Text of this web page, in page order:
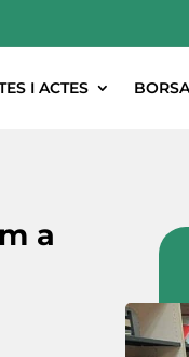
I ACTES
a